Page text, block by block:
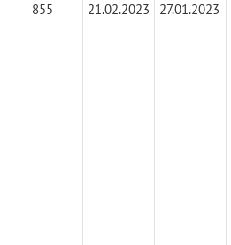
855
21.02.2023 27.01.2023